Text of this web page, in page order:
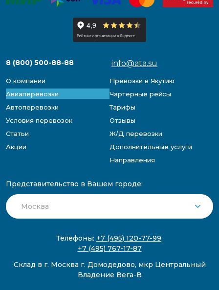
8 (800) 500-88-88 info@ata.su
О компании
Превозки в Якутию
Авиаперевозки
Чартерные рейсы
Автоперевозки
Тарифы
Условия перевозок
Отзывы
Статьи
Ж/Д перевозки
Акции
Дополнительные услуги
Направления
Представительство в Вашем городе:
Телефоны: +7 (495) 120-77-99,
+7 (495) 767-17-87
Склад в г. Москва г. Домодедово, мкр Центральный
Владение Вега-В